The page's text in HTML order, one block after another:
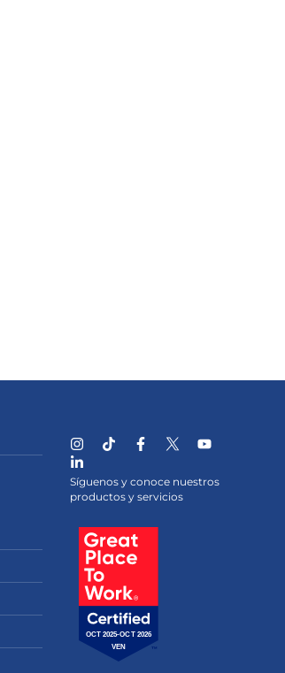
Síguenos y conoce nuestros
productos y servicios